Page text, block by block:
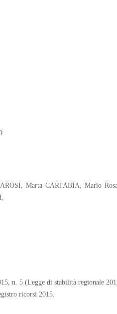
Marta CARTABIA, Mario
n. 5 (Legge di stabilità regionale
ricorsi 2015.